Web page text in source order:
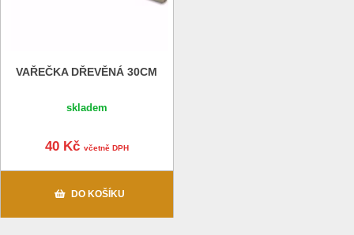
VAŘEČKA DŘEVĚNÁ 30CM
skladem
40 Kč včetně DPH
DO KOŠÍKU